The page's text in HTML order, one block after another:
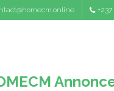
+237